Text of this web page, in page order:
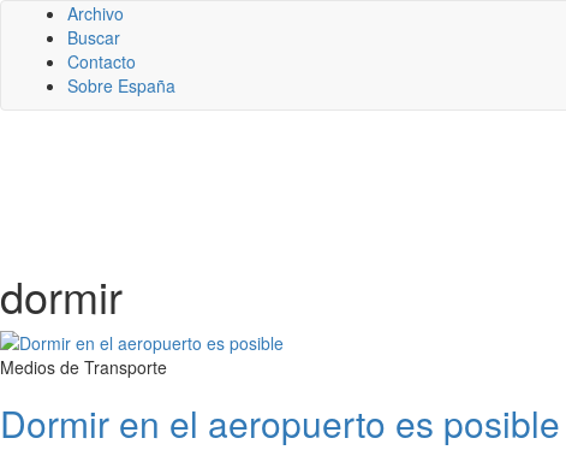
Archivo
Buscar
Contacto
Sobre España
dormir
Medios de Transporte
Dormir en el aeropuerto es posible